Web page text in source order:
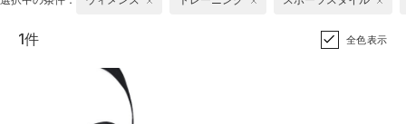
1件 全色表示